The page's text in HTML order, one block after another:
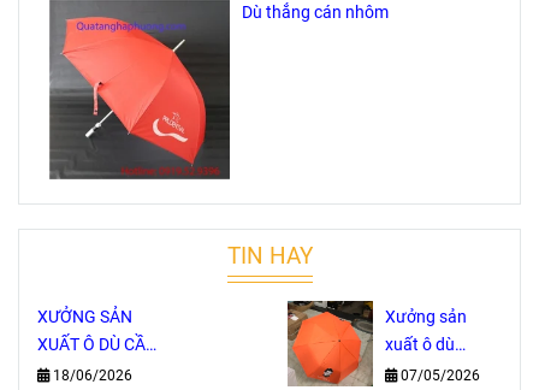
Dù thẳng cán nhôm
TIN HAY
XƯỞNG SẢN
XUẤT Ô DÙ CẦM
TAY TRỰC TIẾP
18/06/2026
Xưởng sản
xuất ô dù
Thành Phố Hồ
07/05/2026